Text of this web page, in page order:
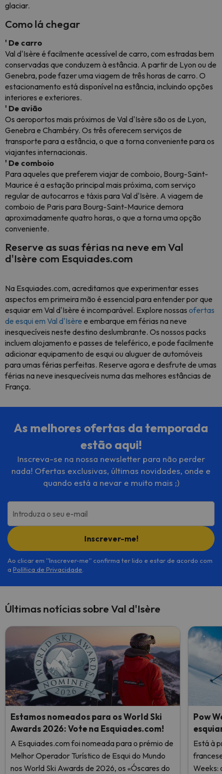
glaciar.
Como lá chegar
' De carro
Val d'Isère é facilmente acessível de carro, com estradas bem
conservadas que conduzem à estância. A partir de Lyon ou de
Genebra, pode fazer uma viagem de três horas de carro. O
estacionamento está disponível na estância, incluindo opções
interiores e exteriores.
' De avião
Os aeroportos mais próximos de Val d'Isère são os de Lyon,
Genebra e Chambéry. Os três oferecem serviços de
transporte para a estância, o que a torna conveniente para os
viajantes internacionais.
' De comboio
Para aqueles que preferem viajar de comboio, Bourg-Saint-
Maurice é a estação principal mais próxima, com serviço
regular de autocarros e táxis para Val d'Isère. A viagem de
comboio de Paris para Bourg-Saint-Maurice demora
aproximadamente quatro horas, o que a torna uma opção
conveniente.
Reserve as suas férias na neve em Val
d'Isère com Esquiades.com
Na Esquiades.com, acreditamos que experimentar esses
aspectos em primeira mão é essencial para entender por que
esquiar em Val d'Isère é incomparável. Explore nossas ofertas
de esqui em Val d'Isère e embarque em férias na neve
inesquecíveis neste destino deslumbrante. Os nossos packs
incluem alojamento e passes de teleférico, e pode facilmente
adicionar equipamento de esqui ou aluguer de automóveis
para umas férias perfeitas. Reserve agora e desfrute de umas
férias na neve inesquecíveis numa das melhores estâncias de
França.
As melhores ofertas da temporada
estão aqui!
Inscreva-se na nossa newsletter para não perder
nada! Ofertas exclusivas, últimas novidades, onde e
quando está a nevar e muito mais ;)
Introduza o seu e-mail
Inscrever-me!
Ao clicar em ''Inscrever-me'' confirma ter lido e estar de acordo com
a Política de Privacidade
Últimas notícias sobre Val d'Isère
Estamos nomeados para os World Ski
Awards 2026: Vote na Esquiades.com!
A Esquiades.com foi nomeada para o prémio de
Melhor Operador Turístico de Esqui do Mundo
nos World Ski Awards de 2026, os «Óscares do
Pow
Está à
Weeks: